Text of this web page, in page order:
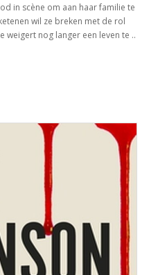
in scène om aan haar familie te
wil ze breken met de rol
weigert nog langer een leven te ..